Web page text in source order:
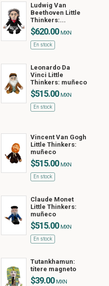
Ludwig Van
Beethoven Little
Thinkers:...
$620.00 MXN
En stock
Leonardo Da
Vinci Little
Thinkers: muñeco
$515.00 MXN
En stock
Vincent Van Gogh
Little Thinkers:
muñeco
$515.00 MXN
En stock
Claude Monet
Little Thinkers:
muñeco
$515.00 MXN
En stock
Tutankhamun:
títere magneto
$39.00 MXN